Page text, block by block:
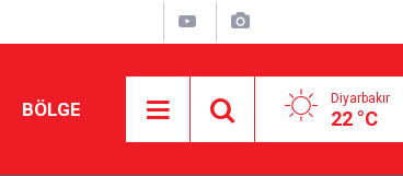
BÖLGE Diyarbakır
22 °C